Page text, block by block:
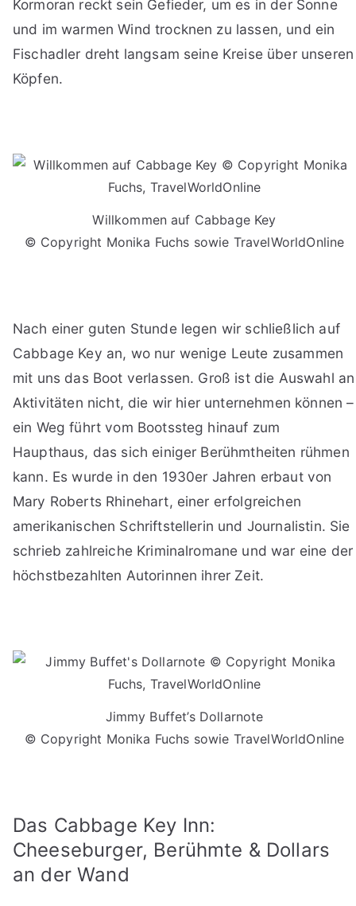
Kormoran reckt sein Gefieder, um es in der Sonne
und im warmen Wind trocknen zu lassen, und ein
Fischadler dreht langsam seine Kreise über unseren
Köpfen.
Willkommen auf Cabbage Key
© Copyright Monika Fuchs sowie TravelWorldOnline
Nach einer guten Stunde legen wir schließlich auf
Cabbage Key an, wo nur wenige Leute zusammen
mit uns das Boot verlassen. Groß ist die Auswahl an
Aktivitäten nicht, die wir hier unternehmen können –
ein Weg führt vom Bootssteg hinauf zum
Haupthaus, das sich einiger Berühmtheiten rühmen
kann. Es wurde in den 1930er Jahren erbaut von
Mary Roberts Rhinehart, einer erfolgreichen
amerikanischen Schriftstellerin und Journalistin. Sie
schrieb zahlreiche Kriminalromane und war eine der
höchstbezahlten Autorinnen ihrer Zeit.
Jimmy Buffet’s Dollarnote
© Copyright Monika Fuchs sowie TravelWorldOnline
Das Cabbage Key Inn:
Cheeseburger, Berühmte & Dollars
an der Wand